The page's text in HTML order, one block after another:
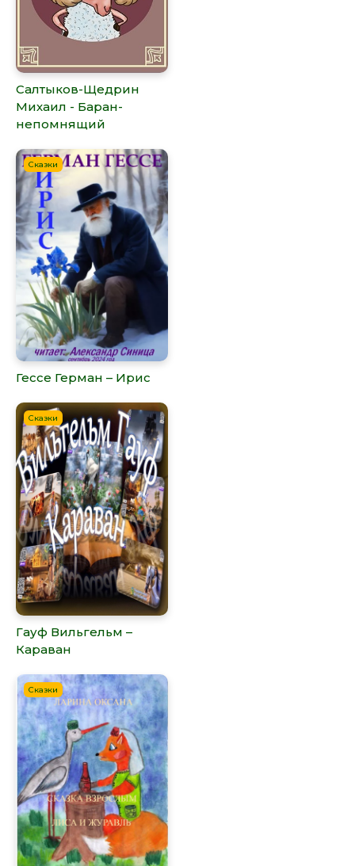
Салтыков-Щедрин
Михаил - Баран-
непомнящий
Сказки
Гессе Герман – Ирис
Сказки
Гауф Вильгельм –
Караван
Сказки